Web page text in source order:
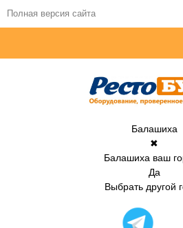
Полная версия сайта
Балашиха
✖
Балашиха ваш
Да
Выбрать другой